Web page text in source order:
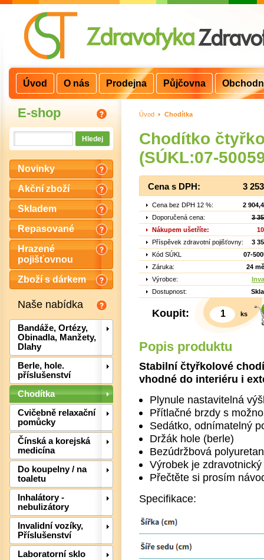
E-shop
Novinky
Akční zboží
Skladem
Repasované
Hrazené
pojišťovnou
Zboží s dárkem
Naše nabídka
Bandáže, Ortézy,
Obinadla, Manžety,
Dlahy
Berle, hole.
příslušenství
Chodítka
Cvičebně relaxační
pomůcky
Čínská a korejská
medicína
Do koupelny / na
toaletu
Inhalátory -
nebulizátory
Invalidní vozíky,
Příslušenství
Laboratorní sklo
Úvod > Chodítka
Chodítko
(SÚKL:07-
Cena s DPH: 3
Cena bez DPH 12 %:
2
Doporučená cena:
3
Nákupem ušetříte:
Příspěvek zdravotní pojišťovny:
3
Kód SÚKL
07-
Záruka:
24
Výrobce:
Dostupnost:
Koupit: ks
Popis produktu
Stabilní čtyřkolové
vhodné do interiéru i
Plynule nastavitelná
Přítlačné brzdy s
Sedátko, odnímatelný
Držák hole (berle)
Bezúdržbová
Výrobek je
Přečtěte si prosím
Specifikace:
Úvod O nás Prodejna Půjčovna